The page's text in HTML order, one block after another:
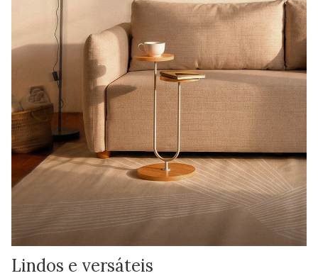
Lindos e versáteis